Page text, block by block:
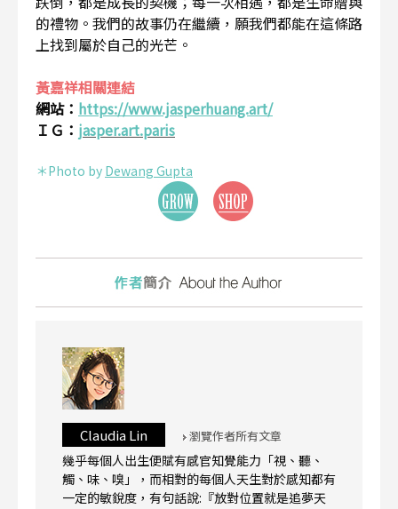
的禮物。我們的故事仍在繼續，願我們都能在這條路
上找到屬於自己的光芒。
黃嘉祥相關連結
網站： https://www.jasperhuang.art/
ＩＧ： jasper.art.paris
＊Photo by Dewang Gupta
Claudia Lin 瀏覽作者所有文章
幾乎每個人出生便賦有感官知覺能力「視、聽、
觸、味、嗅」，而相對的每個人天生對於感知都有
一定的敏銳度，有句話說:『放對位置就是追夢天